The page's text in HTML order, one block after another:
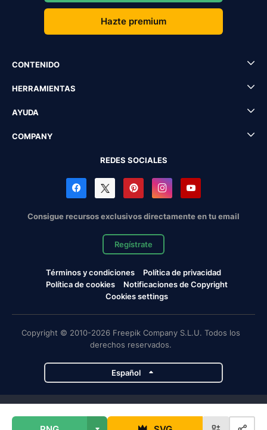
Hazte premium
CONTENIDO
HERRAMIENTAS
AYUDA
COMPANY
REDES SOCIALES
Consigue recursos exclusivos directamente en tu email
Regístrate
Términos y condiciones
Política de privacidad
Política de cookies
Notificaciones de Copyright
Cookies settings
Copyright © 2010-2026 Freepik Company S.L.U. Todos los
derechos reservados.
Español